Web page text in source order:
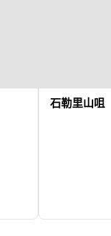
石勒里山咀